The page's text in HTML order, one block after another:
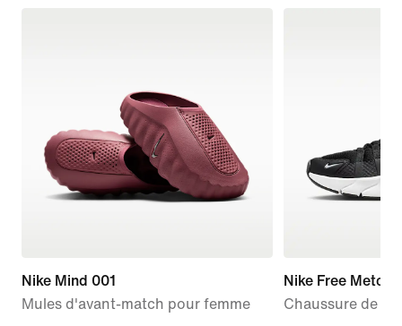
Nike Mind 001
Mules d'avant-match pour femme
Nike Free
Chaussure de